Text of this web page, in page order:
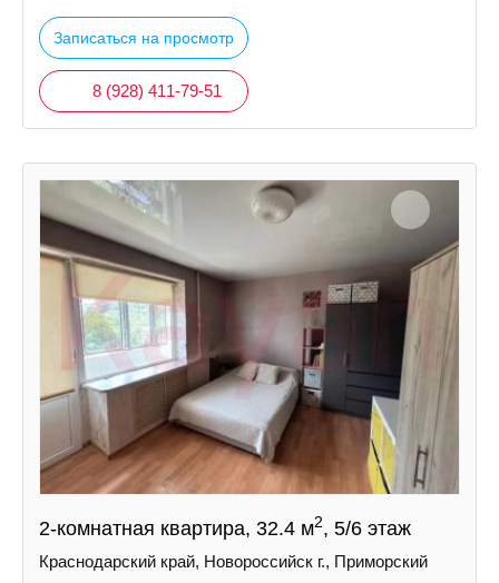
Записаться на просмотр
8 (928) 411-79-51
2-комнатная квартира, 32.4 м2, 5/6 этаж
Краснодарский край, Новороссийск г., Приморский